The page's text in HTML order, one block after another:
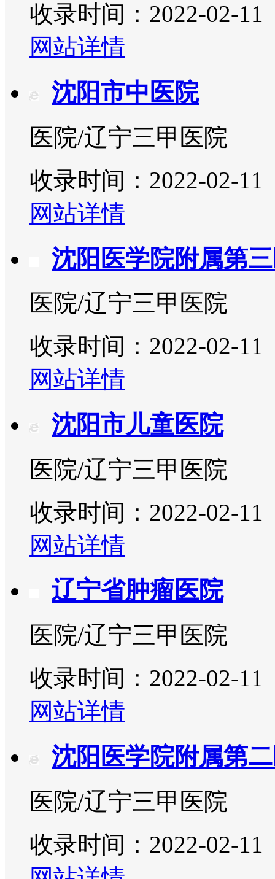
收录时间：2022-02-11
网站详情
沈阳市中医院
医院/辽宁三甲医院
收录时间：2022-02-11
网站详情
沈阳医学院附属第
医院/辽宁三甲医院
收录时间：2022-02-11
网站详情
沈阳市儿童医院
医院/辽宁三甲医院
收录时间：2022-02-11
网站详情
辽宁省肿瘤医院
医院/辽宁三甲医院
收录时间：2022-02-11
网站详情
沈阳医学院附属第
医院/辽宁三甲医院
收录时间：2022-02-11